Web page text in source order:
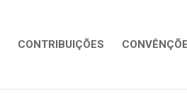
CONTRIBUIÇÕES